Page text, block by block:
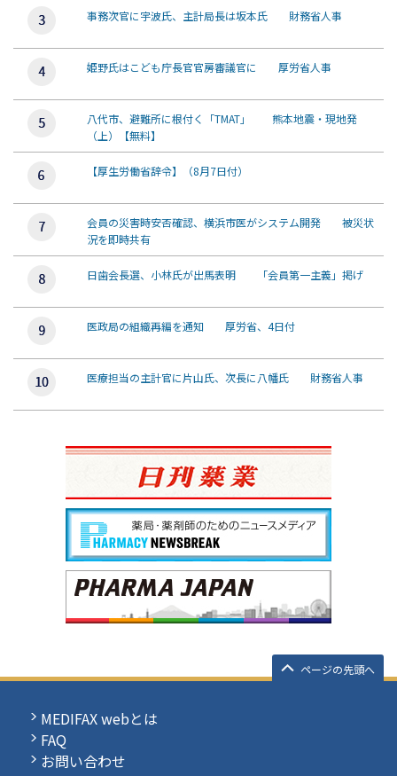
事務次官に宇波氏、主計局長は坂本氏 財務省人事
姫野氏はこども庁長官官房審議官に 厚労省人事
八代市、避難所に根付く「TMAT」 熊本地震・現地発
（上）【無料】
【厚生労働省辞令】（8月7日付）
会員の災害時安否確認、横浜市医がシステム開発 被災状
況を即時共有
日歯会長選、小林氏が出馬表明 「会員第一主義」掲げ
医政局の組織再編を通知 厚労省、4日付
医療担当の主計官に片山氏、次長に八幡氏 財務省人事
ページの先頭へ
MEDIFAX webとは
FAQ
お問い合わせ